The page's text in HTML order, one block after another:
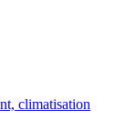
climatisation